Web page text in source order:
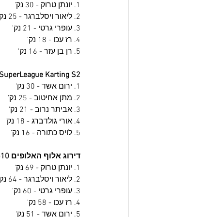
1. יונתן טרוק - 30 נק'
2. ליאור ויסלברגר - 25 נק'
3. עופרי גרטי - 21 נק'
4. רז עכו - 18 נק'
5. רן בן עזר - 16 נק'
Karting S2
1. ירום אשד - 30 נק'
2. מתן אחיטוב - 25 נק'
3. אביתר נרוב - 21 נק'
4. אורי גולדברג - 18 נק'
5. לויס כתורה - 16 נק'
דירוג אלוף האלופים Top10
1. יונתן טרוק - 69 נק'
2. ליאור ויסלברגר - 64 נק'
3. עופרי גרטי - 60 נק'
4. רז עכו - 58 נק'
5. ירום אשד - 51 נק'